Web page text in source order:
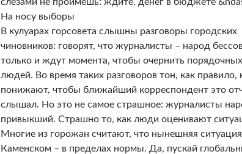
На носу выборы
В кулуарах горсовета слышны разговоры городских
чиновников: говорят, что журналисты – народ
только и ждут момента, чтобы очернить
людей. Во время таких разговоров тон, как правило,
понижают, чтобы ближайший корреспондент это
слышал. Но это не самое страшное: журналисты
привыкший. Страшно то, как люди оценивают
Многие из горожан считают, что нынешняя
Каменском – в пределах нормы. Да, пускай